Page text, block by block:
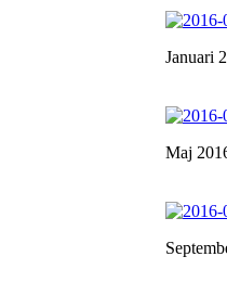
Januari
Maj